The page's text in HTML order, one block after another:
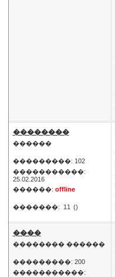
��������
������
���������: 102
�����������:
25.02.2016
������: offline
�������: 11 ()
����
�������� ������
���������: 200
�����������: